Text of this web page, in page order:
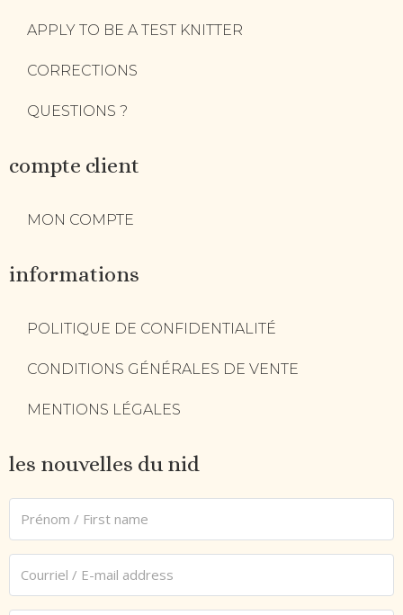
APPLY TO BE A TEST KNITTER
CORRECTIONS
QUESTIONS ?
compte client
MON COMPTE
informations
POLITIQUE DE CONFIDENTIALITÉ
CONDITIONS GÉNÉRALES DE VENTE
MENTIONS LÉGALES
les nouvelles du nid